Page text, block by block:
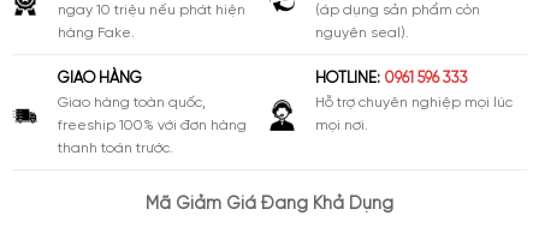
ngay 10 triệu nếu phát hiện
hàng Fake.
(áp dụng sản phẩm còn
nguyên seal).
GIAO HÀNG
Giao hàng toàn quốc,
freeship 100% với đơn hàng
thanh toán trước.
HOTLINE: 0961 596 333
Hỗ trợ chuyên nghiệp mọi lúc
mọi nơi.
Mã Giảm Giá Đang Khả Dụng